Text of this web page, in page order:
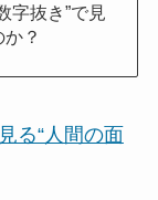
字抜き”で見
？
る“人間の面